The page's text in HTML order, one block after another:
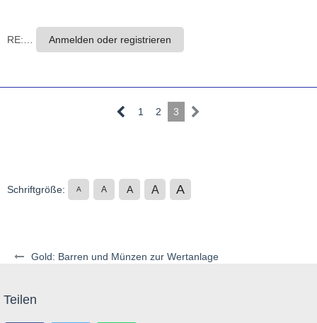
Gold: Barren und Münzen zur Wertanlage
RE: Anmelden oder registrieren
1 2 3
Schriftgröße: A A A A A
Teilen